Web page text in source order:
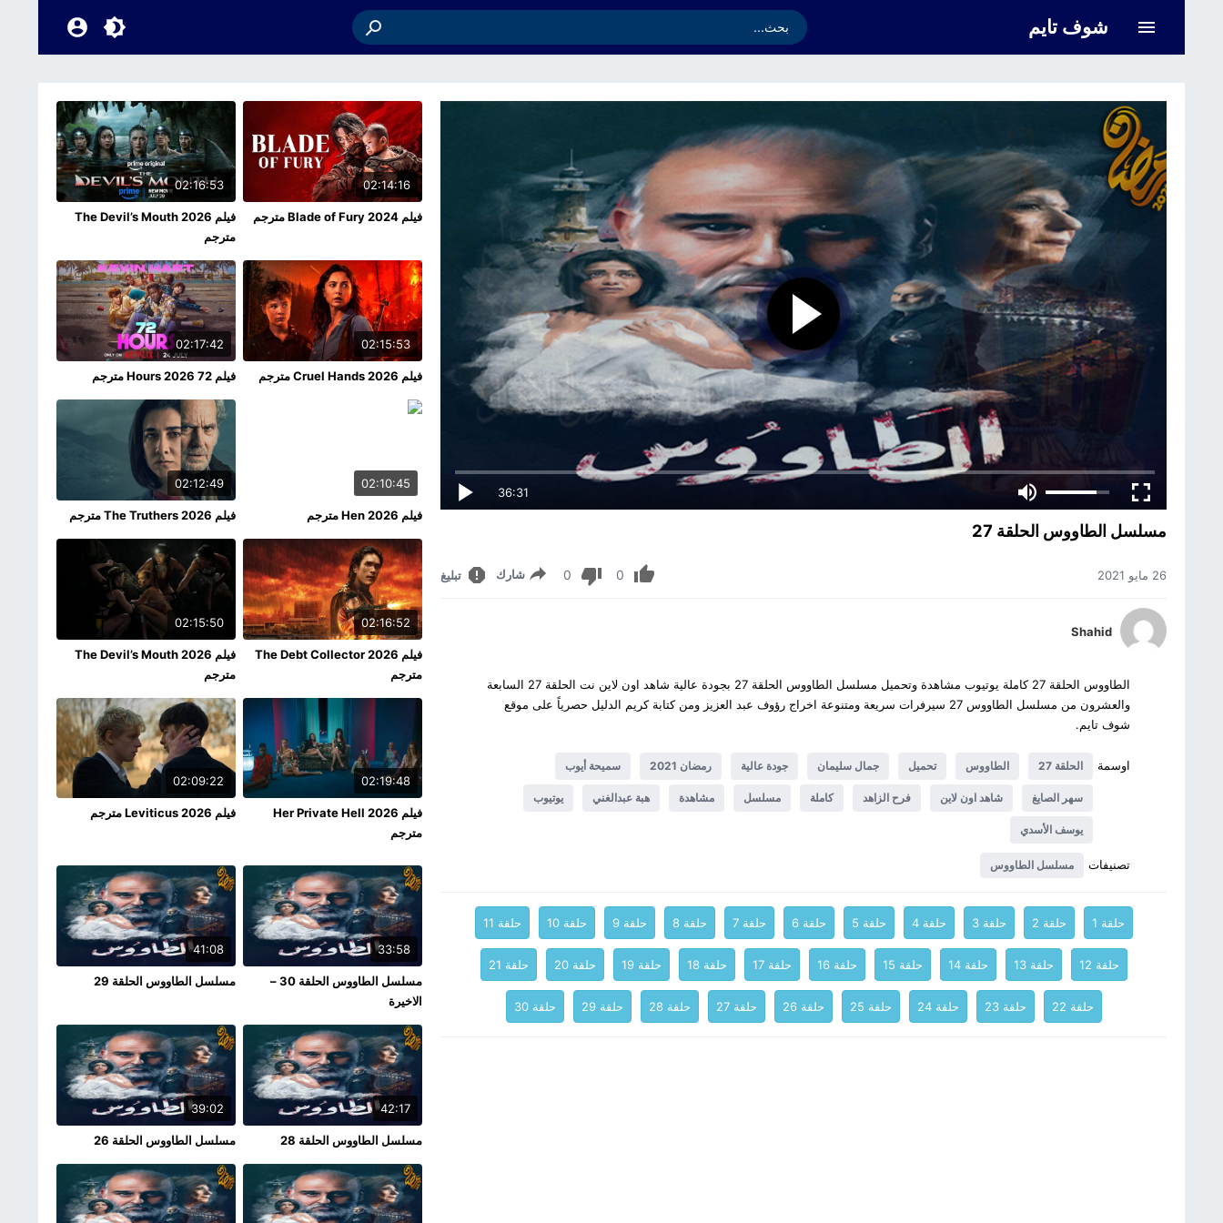
شوف تايم
36:31
مسلسل الطاووس الحلقة 27
26 مايو 2021 0
0 شارك تبليغ
Shahid
الطاووس الحلقة 27 كاملة يوتيوب مشاهدة وتحميل مسلسل الطاووس الحلقة 27 بجودة عالية شاهد اون لاين نت الحلقة 27 السابعة
والعشرون من مسلسل الطاووس 27 سيرفرات سريعة ومتنوعة اخراج رؤوف عبد العزيز ومن كتابة كريم الدليل حصرياً على موقع
شوف تايم.
اوسمة الحلقة 27 الطاووس تحميل جمال سليمان جودة عالية رمضان 2021 سميحة أيوب
سهر الصايغ شاهد اون لاين فرح الزاهد كاملة مسلسل مشاهدة هبة عبدالغني يوتيوب
يوسف الأسدي
تصنيفات مسلسل الطاووس
حلقة 1 حلقة 2 حلقة 3 حلقة 4 حلقة 5 حلقة 6 حلقة 7 حلقة 8 حلقة 9 حلقة 10 حلقة 11
حلقة 12 حلقة 13 حلقة 14 حلقة 15 حلقة 16 حلقة 17 حلقة 18 حلقة 19 حلقة 20 حلقة 21
حلقة 22 حلقة 23 حلقة 24 حلقة 25 حلقة 26 حلقة 27 حلقة 28 حلقة 29 حلقة 30
02:14:16
فيلم Blade of Fury 2024 مترجم
02:16:53
فيلم The Devil’s Mouth 2026
مترجم
02:15:53
فيلم Cruel Hands 2026 مترجم
02:17:42
فيلم 72 Hours 2026 مترجم
02:10:45
فيلم Hen 2026 مترجم
02:12:49
فيلم The Truthers 2026 مترجم
02:16:52
فيلم The Debt Collector 2026
مترجم
02:15:50
فيلم The Devil’s Mouth 2026
مترجم
02:19:48
فيلم Her Private Hell 2026
مترجم
02:09:22
فيلم Leviticus 2026 مترجم
33:58
مسلسل الطاووس الحلقة 30 –
الاخيرة
41:08
مسلسل الطاووس الحلقة 29
42:17
مسلسل الطاووس الحلقة 28
39:02
مسلسل الطاووس الحلقة 26